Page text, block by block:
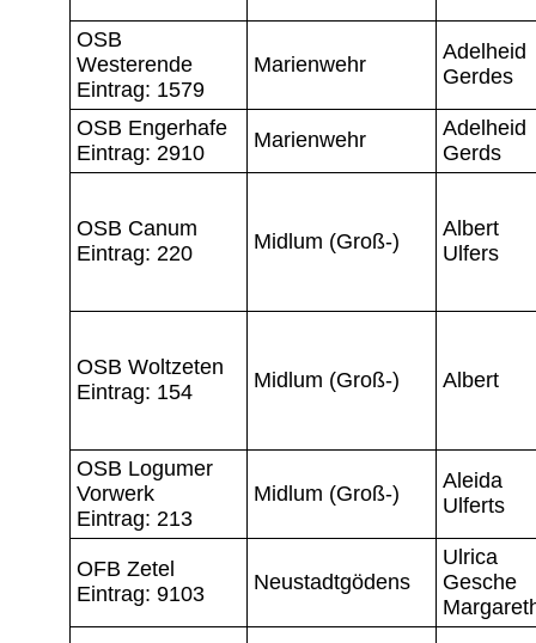
OSB
Westerende
Eintrag: 1579
Marienwehr
Adelheid
Gerdes
OSB Engerhafe
Eintrag: 2910
Marienwehr
Adelheid
Gerds
OSB Canum
Eintrag: 220
Midlum (Groß-)
Albert
Ulfers
OSB Woltzeten
Eintrag: 154
Midlum (Groß-) Albert
OSB Logumer
Vorwerk
Eintrag: 213
Midlum (Groß-)
Aleida
Ulferts
OFB Zetel
Eintrag: 9103
Neustadtgödens
Ulrica
Gesche